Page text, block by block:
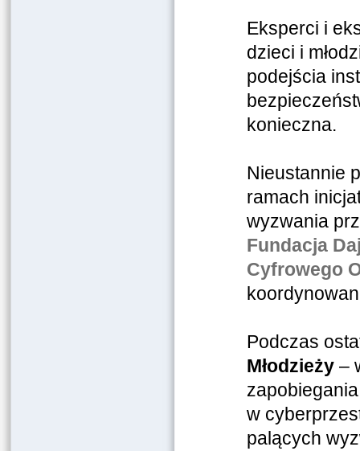
Eksperci i
dzieci i
podejścia
konieczna.
Nieustannie
ramach
wyzwania
Fundacja
Cyfrowego
Podczas
Młodzieży–
w
palących